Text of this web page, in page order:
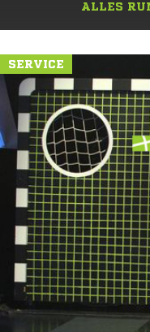
ALLES
SERVICE